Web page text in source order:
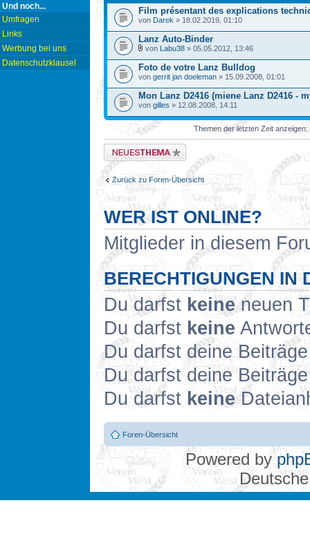
Und noch...
Umfragen
Links
Werbung bei uns
Datenschutzklausel
Film présentant des explications
von Darek » 18.02.2019, 01:10
Lanz Auto-Binder
von Labu38 » 05.05.2012, 13:46
Foto de votre Lanz Bulldog
von gerrit jan doeleman » 15.09.2008, 01:01
Mon Lanz D2416 (miene Lanz D2416 -
von gilles » 12.08.2008, 14:11
Themen der letzten Zeit anzeigen:
Neues Thema erstellen
Zurück zu Foren-Übersicht
WER IST ONLINE?
Mitglieder in diesem
BERECHTIGUNGEN IN
Du darfst keineneuen
Du darfst keine
Du darfst deine
Du darfst deine
Du darfst keine
Foren-Übersicht
Powered by